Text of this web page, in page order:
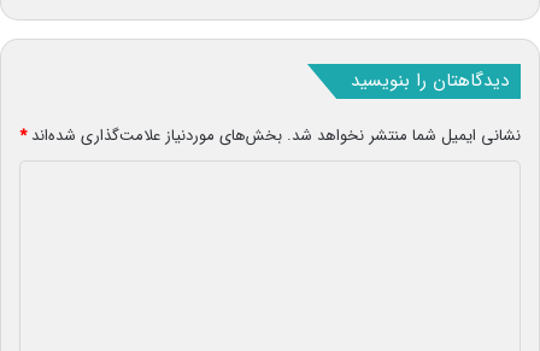
دیدگاهتان را بنویسید
نشانی ایمیل شما منتشر نخواهد شد. بخش‌های موردنیاز علامت‌گذاری شده‌اند*